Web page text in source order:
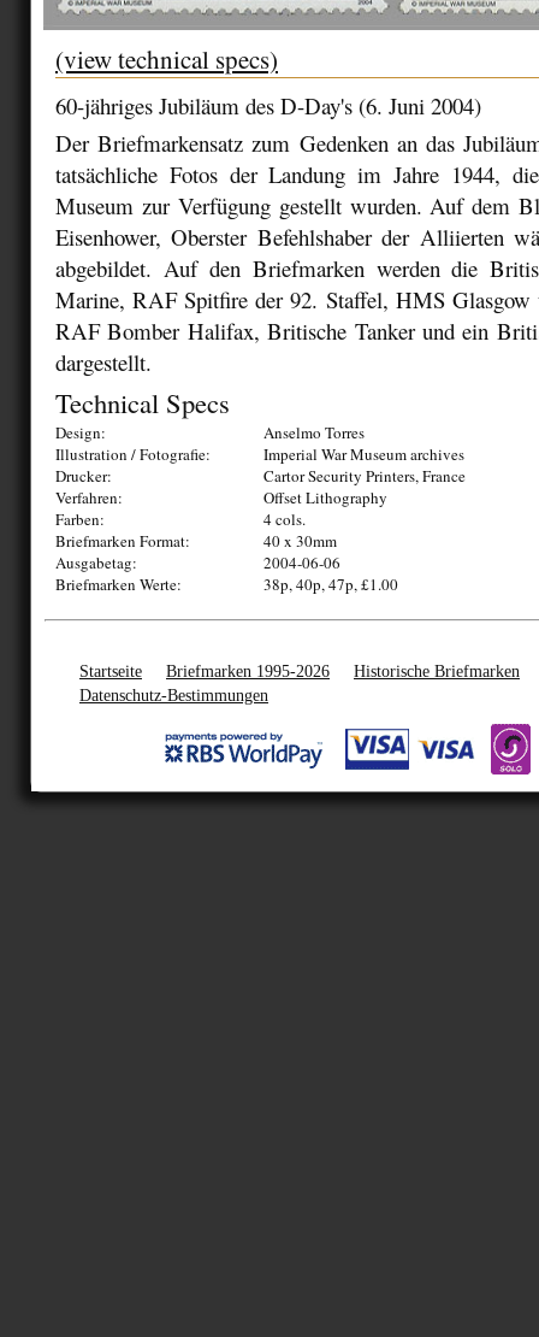
(view technical specs)
60-jähriges Jubiläum des D-Day's (6. Juni 2004)
Der Briefmarkensatz zum Gedenken an das
tatsächliche Fotos der Landung im Jahre 1944,
Museum zur Verfügung gestellt wurden. Auf dem
Eisenhower, Oberster Befehlshaber der Alliierten
abgebildet. Auf den Briefmarken werden die
Marine, RAF Spitfire der 92. Staffel, HMS Glasgow
RAF Bomber Halifax, Britische Tanker und ein
dargestellt.
Technical Specs
Design:
Anselmo Torres
Illustration / Fotografie:
Imperial War Museum archives
Drucker:
Cartor Security Printers, France
Verfahren:
Offset Lithography
Farben:
4 cols.
Briefmarken Format:
40 x 30mm
Ausgabetag:
2004-06-06
Briefmarken Werte:
38p, 40p, 47p, £1.00
Startseite Briefmarken 1995-2026
Historische Briefmarken
Datenschutz-Bestimmungen